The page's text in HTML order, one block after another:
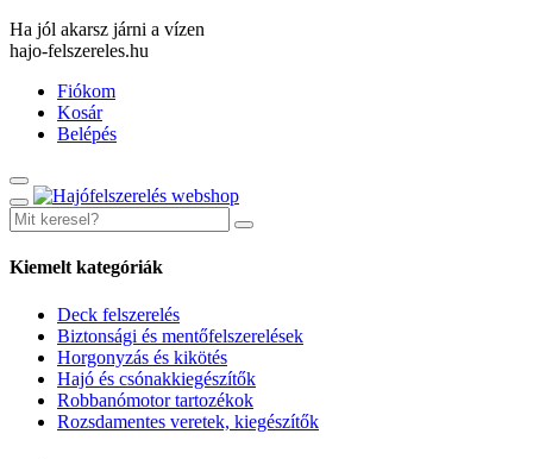
Ha jól akarsz járni a vízen
hajo-felszereles.hu
Fiókom
Kosár
Belépés
Kiemelt kategóriák
Deck felszerelés
Biztonsági és mentőfelszerelések
Horgonyzás és kikötés
Hajó és csónakkiegészítők
Robbanómotor tartozékok
Rozsdamentes veretek, kiegészítők